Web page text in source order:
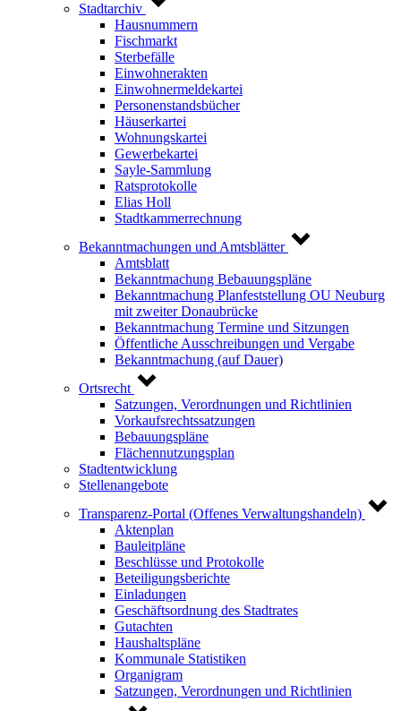
Stadtarchiv
Hausnummern
Fischmarkt
Sterbefälle
Einwohnerakten
Einwohnermeldekartei
Personenstandsbücher
Häuserkartei
Wohnungskartei
Gewerbekartei
Sayle-Sammlung
Ratsprotokolle
Elias Holl
Stadtkammerrechnung
Bekanntmachungen und Amtsblätter
Amtsblatt
Bekanntmachung Bebauungspläne
Bekanntmachung Planfeststellung OU Neuburg
mit zweiter Donaubrücke
Bekanntmachung Termine und Sitzungen
Öffentliche Ausschreibungen und Vergabe
Bekanntmachung (auf Dauer)
Ortsrecht
Satzungen, Verordnungen und Richtlinien
Vorkaufsrechtssatzungen
Bebauungspläne
Flächennutzungsplan
Stadtentwicklung
Stellenangebote
Transparenz-Portal (Offenes Verwaltungshandeln)
Aktenplan
Bauleitpläne
Beschlüsse und Protokolle
Beteiligungsberichte
Einladungen
Geschäftsordnung des Stadtrates
Gutachten
Haushaltspläne
Kommunale Statistiken
Organigram
Satzungen, Verordnungen und Richtlinien